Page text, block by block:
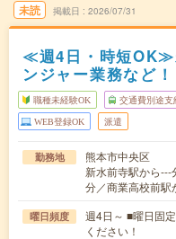
未読 掲載日 2026/07/31
≪週4日・時短OK≫
ンジャー業務など！
職種未経験OK 交通費別途支
WEB登録OK 派遣
勤務地
熊本市中央区
新水前寺駅から---
分／商業高校前駅
曜日頻度
週4日～ ■曜日固
ください！